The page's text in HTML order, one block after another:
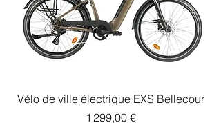
Vélo de ville électrique EXS Bellecour
Prix
1 299,00 €